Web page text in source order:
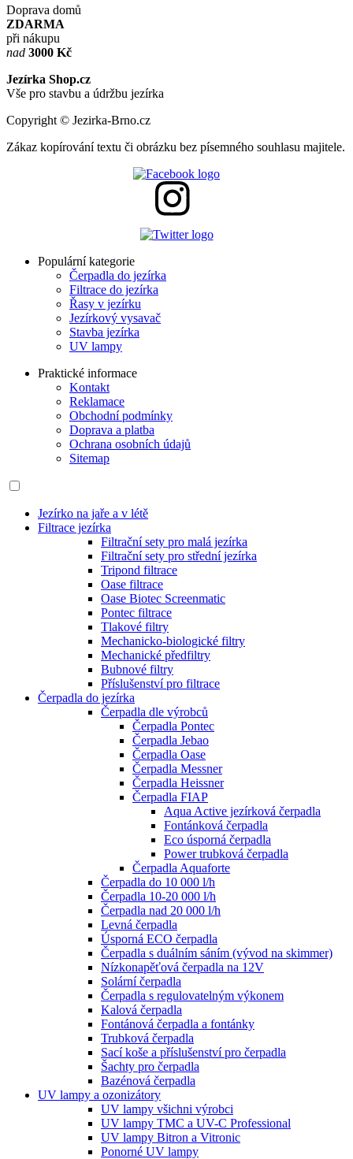
Doprava domů
ZDARMA
při nákupu
nad 3000 Kč
Jezírka Shop.cz
Vše pro stavbu a údržbu jezírka
Copyright © Jezirka-Brno.cz
Zákaz kopírování textu či obrázku bez písemného souhlasu majitele.
Populární kategorie
Čerpadla do jezírka
Filtrace do jezírka
Řasy v jezírku
Jezírkový vysavač
Stavba jezírka
UV lampy
Praktické informace
Kontakt
Reklamace
Obchodní podmínky
Doprava a platba
Ochrana osobních údajů
Sitemap
Jezírko na jaře a v létě
Filtrace jezírka
Filtrační sety pro malá jezírka
Filtrační sety pro střední jezírka
Tripond filtrace
Oase filtrace
Oase Biotec Screenmatic
Pontec filtrace
Tlakové filtry
Mechanicko-biologické filtry
Mechanické předfiltry
Bubnové filtry
Příslušenství pro filtrace
Čerpadla do jezírka
Čerpadla dle výrobců
Čerpadla Pontec
Čerpadla Jebao
Čerpadla Oase
Čerpadla Messner
Čerpadla Heissner
Čerpadla FIAP
Aqua Active jezírková čerpadla
Fontánková čerpadla
Eco úsporná čerpadla
Power trubková čerpadla
Čerpadla Aquaforte
Čerpadla do 10 000 l/h
Čerpadla 10-20 000 l/h
Čerpadla nad 20 000 l/h
Levná čerpadla
Úsporná ECO čerpadla
Čerpadla s duálním sáním (vývod na skimmer)
Nízkonapěťová čerpadla na 12V
Solární čerpadla
Čerpadla s regulovatelným výkonem
Kalová čerpadla
Fontánová čerpadla a fontánky
Trubková čerpadla
Sací koše a příslušenství pro čerpadla
Šachty pro čerpadla
Bazénová čerpadla
UV lampy a ozonizátory
UV lampy všichni výrobci
UV lampy TMC a UV-C Professional
UV lampy Bitron a Vitronic
Ponorné UV lampy